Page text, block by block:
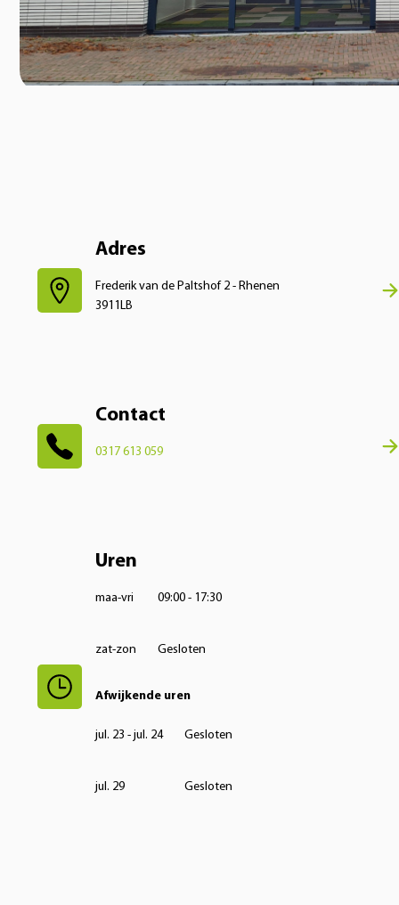
Adres
Frederik van de Paltshof 2 - Rhenen
3911LB
Contact
0317 613 059
Uren
maa-vri 09:00 - 17:30
zat-zon Gesloten
Afwijkende uren
jul. 23 - jul. 24 Gesloten
jul. 29 Gesloten